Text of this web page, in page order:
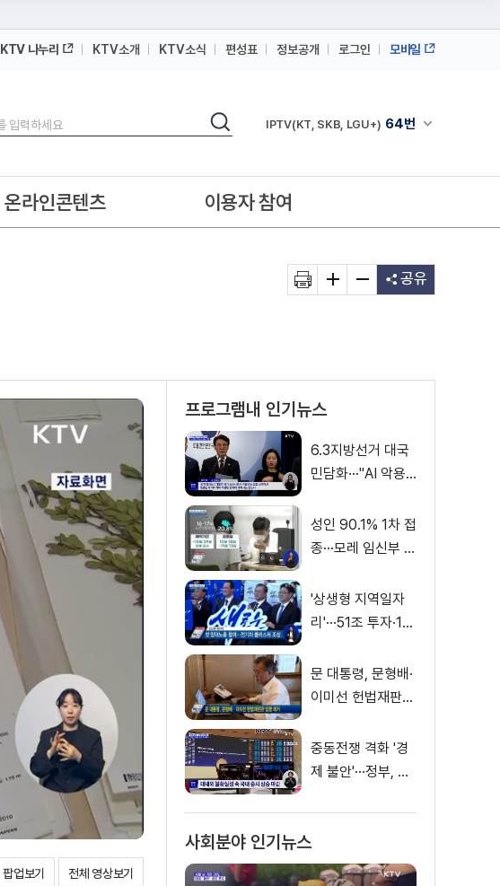
KTV 나누리 KTV소개 KTV소식 편성표 정보공개 로그인 모바일
검색 채널안내 펼쳐
IPTV(KT, SKB, LGU+) 64번
IPTV(KT, SKB, LGU+)
온라인콘텐츠 이용자 참여
공유
팝업보기 전체 영상보기
프로그램내 인기뉴스
6.3지방선거 대국
민담화···"AI 악용
성인 90.1% 1차 접
종···모레 임신부 사
'상생형 지역일자
리'···51조 투자·13
문 대통령, 문형배·
이미선 헌법재판관
중동전쟁 격화 '경
제 불안'···정부, 금
소화
사회분야 인기뉴스